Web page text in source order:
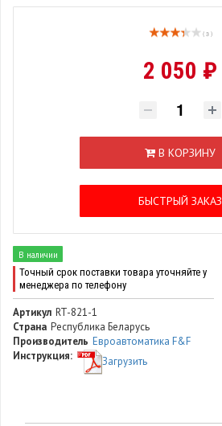
( 3 )
2 050 ₽
В КОРЗИНУ
БЫСТРЫЙ ЗАКАЗ
В наличии
Точный срок поставки товара уточняйте у
менеджера по телефону
Артикул RT-821-1
Страна Республика Беларусь
Производитель Евроавтоматика F&F
Инструкция:
Загрузить